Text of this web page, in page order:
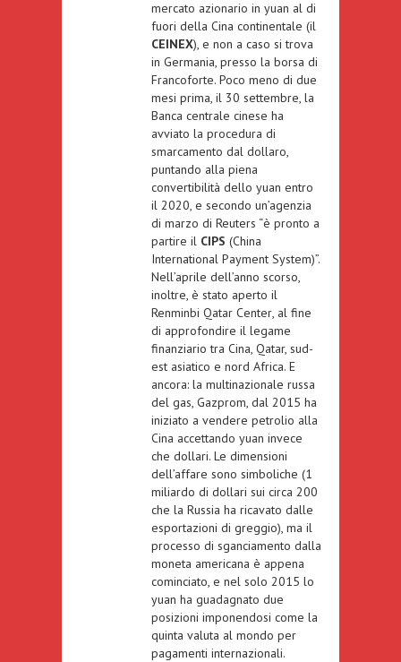
mercato azionario in yuan al di
fuori della Cina continentale (il
CEINEX), e non a caso si trova
in Germania, presso la borsa di
Francoforte. Poco meno di due
mesi prima, il 30 settembre, la
Banca centrale cinese ha
avviato la procedura di
smarcamento dal dollaro,
puntando alla piena
convertibilità dello yuan entro
il 2020, e secondo un’agenzia
di marzo di Reuters “è pronto a
partire il CIPS (China
International Payment System)”.
Nell’aprile dell’anno scorso,
inoltre, è stato aperto il
Renminbi Qatar Center, al fine
di approfondire il legame
finanziario tra Cina, Qatar, sud-
est asiatico e nord Africa. E
ancora: la multinazionale russa
del gas, Gazprom, dal 2015 ha
iniziato a vendere petrolio alla
Cina accettando yuan invece
che dollari. Le dimensioni
dell’affare sono simboliche (1
miliardo di dollari sui circa 200
che la Russia ha ricavato dalle
esportazioni di greggio), ma il
processo di sganciamento dalla
moneta americana è appena
cominciato, e nel solo 2015 lo
yuan ha guadagnato due
posizioni imponendosi come la
quinta valuta al mondo per
pagamenti internazionali.